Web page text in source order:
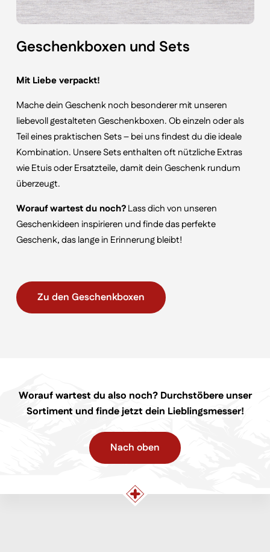
Geschenkboxen und Sets
Mit Liebe verpackt!
Mache dein Geschenk noch besonderer mit unseren
liebevoll gestalteten Geschenkboxen. Ob einzeln oder als
Teil eines praktischen Sets – bei uns findest du die ideale
Kombination. Unsere Sets enthalten oft nützliche Extras
wie Etuis oder Ersatzteile, damit dein Geschenk rundum
überzeugt.
Worauf wartest du noch?Lass dich von unseren
Geschenkideen inspirieren und finde das perfekte
Geschenk, das lange in Erinnerung bleibt!
Zu den Geschenkboxen
Worauf wartest du also noch? Durchstöbere unser
Sortiment und finde jetzt dein Lieblingsmesser!
Nach oben